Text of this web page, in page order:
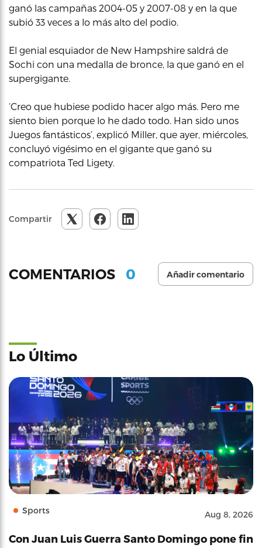
ganó las campañas 2004-05 y 2007-08 y en la que
subió 33 veces a lo más alto del podio.
El genial esquiador de New Hampshire saldrá de
Sochi con una medalla de bronce, la que ganó en el
supergigante.
‘Creo que hubiese podido hacer algo más. Pero me
siento bien porque lo he dado todo. Han sido unos
Juegos fantásticos’, explicó Miller, que ayer, miércoles,
concluyó vigésimo en el gigante que ganó su
compatriota Ted Ligety.
Compartir
COMENTARIOS 0 Añadir comentario
Lo Último
Sports Aug 8, 2026
Con Juan Luis Guerra Santo Domingo pone fin